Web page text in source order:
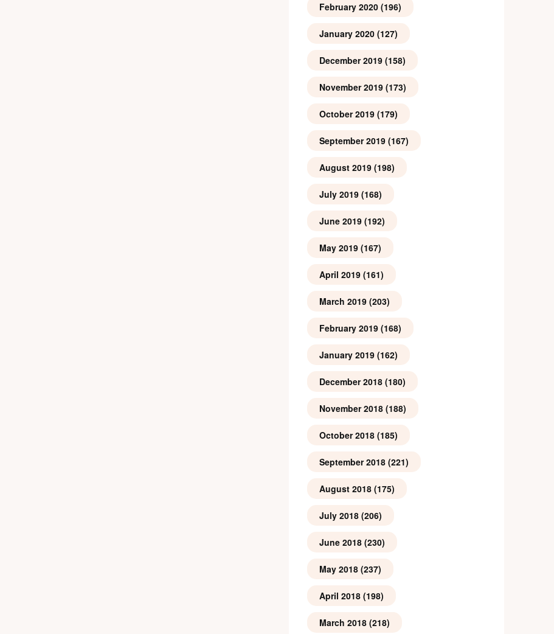
February 2020(196)
January 2020(127)
December 2019(158)
November 2019(173)
October 2019(179)
September 2019(167)
August 2019(198)
July 2019(168)
June 2019(192)
May 2019(167)
April 2019(161)
March 2019(203)
February 2019(168)
January 2019(162)
December 2018(180)
November 2018(188)
October 2018(185)
September 2018(221)
August 2018(175)
July 2018(206)
June 2018(230)
May 2018(237)
April 2018(198)
March 2018(218)